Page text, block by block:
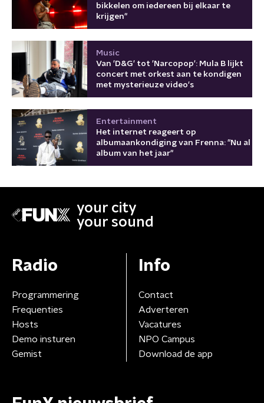
bikkelen om iedereen bij elkaar te
krijgen"
Music
Van 'D&G' tot 'Narcopop': Mula B lijkt
concert met orkest aan te kondigen
met mysterieuze video's
Entertainment
Het internet reageert op
albumaankondiging van Frenna: "Nu al
album van het jaar"
your city
your sound
Radio
Programmering
Frequenties
Hosts
Demo insturen
Gemist
Info
Contact
Adverteren
Vacatures
NPO Campus
Download de app